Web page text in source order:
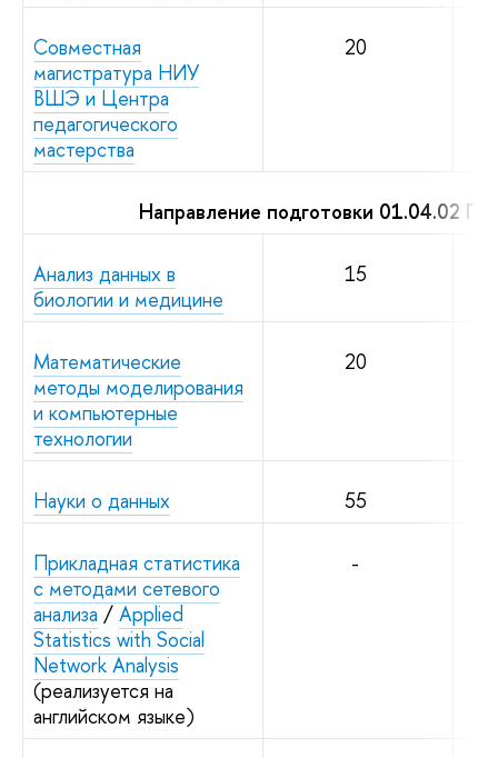
Совместная
магистратура НИУ
ВШЭ и Центра
педагогического
мастерства
20
Направление подготовки 01.04.02
Анализ данных в
биологии и медицине
15
Математические
методы моделирования
и компьютерные
технологии
20
Науки о данных 55
Прикладная статистика
с методами сетевого
анализа / Applied
Statistics with Social
Network Analysis
(реализуется на
английском языке)
-